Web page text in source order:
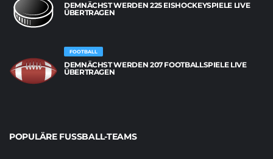
DEMNÄCHST WERDEN 225 EISHOCKEYSPIELE LIVE
ÜBERTRAGEN
FOOTBALL
DEMNÄCHST WERDEN 207 FOOTBALLSPIELE LIVE
ÜBERTRAGEN
POPULÄRE FUSSBALL-TEAMS